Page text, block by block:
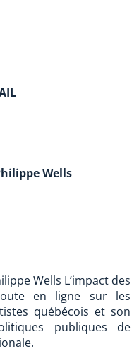
Wells
Wells L’impact des
en ligne sur les
québécois et son
publiques de